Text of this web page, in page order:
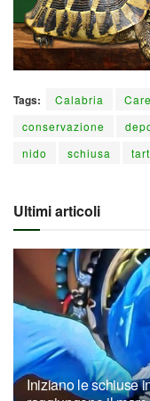
Tags: Calabria
conservazione
nido
schiusa
Ultimi articoli
Iniziano le schiuse